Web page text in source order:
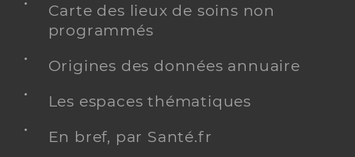
Carte des lieux de soins non
programmés
Origines des données annuaire
Les espaces thématiques
En bref, par Santé.fr